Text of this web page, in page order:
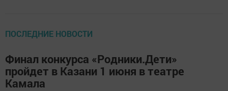
ПОСЛЕДНИЕ НОВОСТИ
Финал конкурса «Родники.Дети»
пройдет в Казани 1 июня в театре
Камала